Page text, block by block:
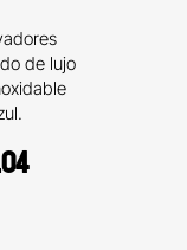
de lujo
Current
price